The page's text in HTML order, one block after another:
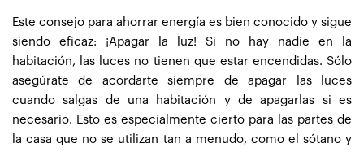
Este consejo para ahorrar energía es bien conocido y sigue
siendo eficaz: ¡Apagar la luz! Si no hay nadie en la
habitación, las luces no tienen que estar encendidas. Sólo
asegúrate de acordarte siempre de apagar las luces
cuando salgas de una habitación y de apagarlas si es
necesario. Esto es especialmente cierto para las partes de
la casa que no se utilizan tan a menudo, como el sótano y